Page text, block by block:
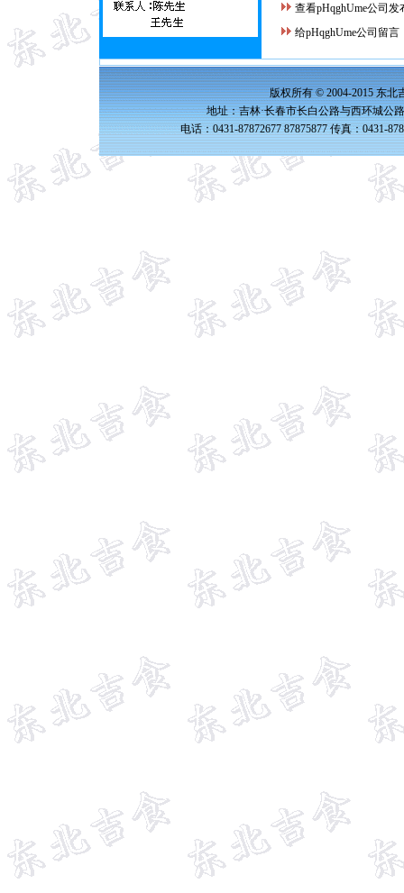
查看pHqghUme公司发
给pHqghUme公司留言
版权所有 © 2004-2015 东北
地址：吉林·长春市长白公路与西环城公
电话：0431-87872677 87875877 传真：0431-